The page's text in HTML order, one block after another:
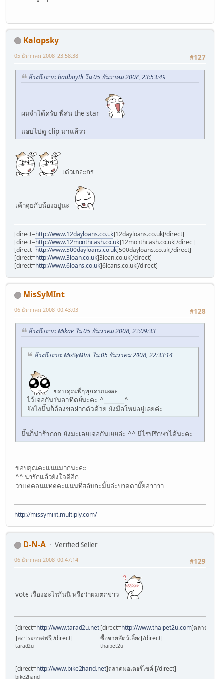
Kalopsky
#127
05 ธันวาคม 2008, 23:58:38
อ้างถึงจาก: badboyth ใน 05 ธันวาคม 2008, 23:53:49
ผมจำได้ครับ พี่สน the star
แอบไปดู clip มาแล้วว
เด๋วเถอะกร
เค้าคุยกับน้องอยู่นะ
[direct=http://www.12dayloans.co.uk]12dayloans.co.uk[/direct]
[direct=http://www.12monthcash.co.uk]12monthcash.co.uk[/direct]
[direct=http://www.500dayloans.co.uk]500dayloans.co.uk[/direct]
[direct=http://www.3loan.co.uk]3loan.co.uk[/direct]
[direct=http://www.6loans.co.uk]6loans.co.uk[/direct]
MisSyMInt
#128
06 ธันวาคม 2008, 00:43:03
อ้างถึงจาก: Mikae ใน 05 ธันวาคม 2008, 23:09:33
อ้างถึงจาก: MisSyMInt ใน 05 ธันวาคม 2008, 22:33:14
ขอบคุณพี่ๆทุกคนนะคะ
ไว้เจอกันวันอาทิตย์นะคะ ^_______^
ยังไงมิ้นก็ต้องขอฝากตัวด้วย ยังมือใหม่อยู่เลยค่ะ
มิ้นก็น่าร้ากกก ยังมะเคยเจอกันเยยอ่ะ ^^ มีไรปรึกษาได้นะคะ
ขอบคุณคะแนนมากนะคะ
^^ น่ารักแล้วยังใจดีอีก
ว่าแต่คอนแทคคะแนนที่สลับกะมิ้นอ่ะบาดตามั๊ยอ่าาาา
http://missymint.multiply.com/
D-N-A
Verified Seller
#129
06 ธันวาคม 2008, 00:47:14
vote เรื่องอะไรกันนิ หรือว่าผมตกข่าว
[direct=http://www.tarad2u.net
]ลงประกาศฟรี[/direct]
tarad2u
[direct=http://www.thaipet2u.com]ตลาด
ซื้อขายสัตว์เลี้ยง[/direct]
thaipet2u
[direct=http://www.bike2hand.net]ตลาดมอเตอร์ไซค์ [/direct]
bike2hand